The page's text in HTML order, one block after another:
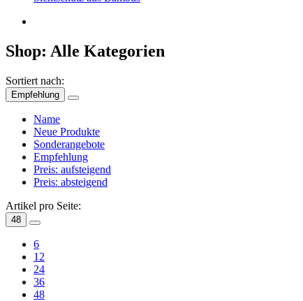
Shop: Alle Kategorien
Sortiert nach:
Empfehlung
Name
Neue Produkte
Sonderangebote
Empfehlung
Preis: aufsteigend
Preis: absteigend
Artikel pro Seite:
48
6
12
24
36
48